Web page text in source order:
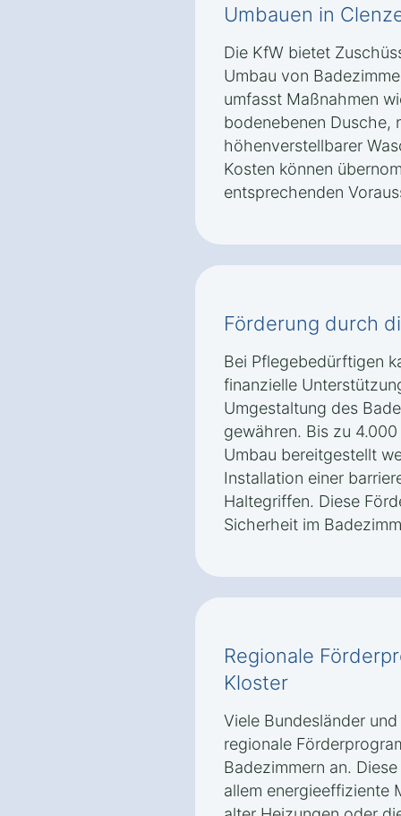
Umbauen in
Die KfW bietet
Umbau von
umfasst Maßnahmen
bodenebenen Dusche,
höhenverstellbarer
Kosten können
entsprechenden
Förderung durch
Bei Pflegebedürftigen
finanzielle
Umgestaltung des
gewähren. Bis zu
Umbau bereitgestellt
Installation einer
Haltegriffen. Diese
Sicherheit im
Regionale
Kloster
Viele Bundesländer
regionale
Badezimmern an.
allem energieeffiziente